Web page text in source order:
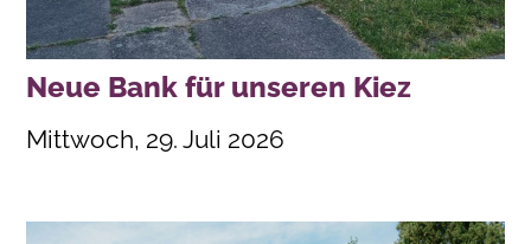
Neue Bank für unseren Kiez
Mittwoch, 29. Juli 2026